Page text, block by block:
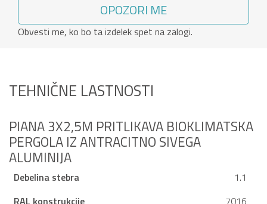
OPOZORI ME
Obvesti me, ko bo ta izdelek spet na zalogi.
TEHNIČNE LASTNOSTI
PIANA 3X2,5M PRITLIKAVA BIOKLIMATSKA
PERGOLA IZ ANTRACITNO SIVEGA
ALUMINIJA
Debelina stebra
1.1